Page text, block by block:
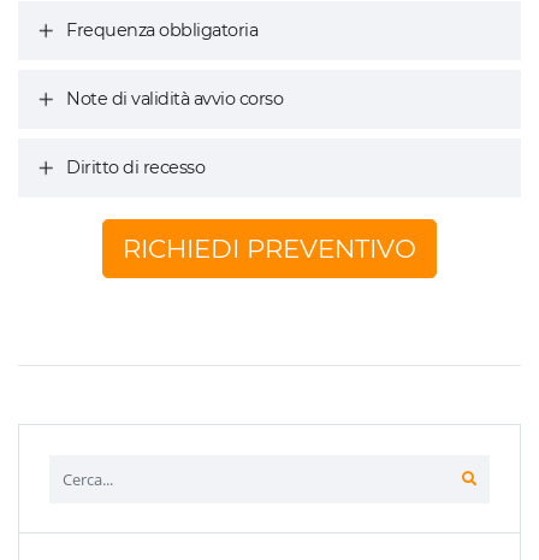
Frequenza obbligatoria
Note di validità avvio corso
Diritto di recesso
RICHIEDI PREVENTIVO